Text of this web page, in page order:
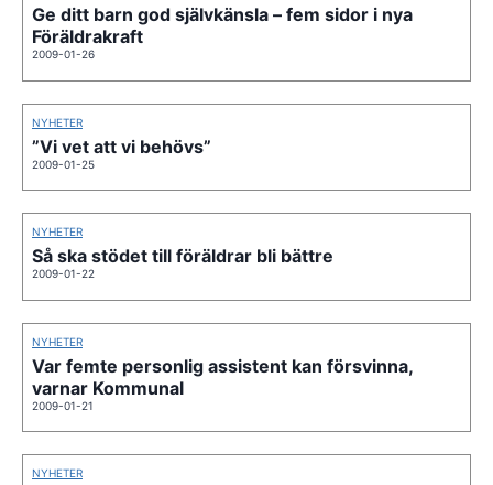
Ge ditt barn god självkänsla – fem sidor i nya
Föräldrakraft
2009-01-26
NYHETER
”Vi vet att vi behövs”
2009-01-25
NYHETER
Så ska stödet till föräldrar bli bättre
2009-01-22
NYHETER
Var femte personlig assistent kan försvinna,
varnar Kommunal
2009-01-21
NYHETER